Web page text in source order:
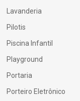
Lavanderia
Pilotis
Piscina Infantil
Playground
Portaria
Porteiro Eletrônico